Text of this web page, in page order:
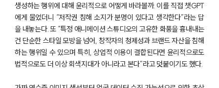
생성하는 행위에 대해 윤리적으로 어떻게 바라볼까. 이를 직접 챗GPT
에게 물었더니 “저작권 침해 소지가 분명이 있다고 생각한다”라는 답
을 내놓는다. 또 “특정 애니메이션 스튜디오의 고유한 화풍을 흉내내는
건 단순한 스타일 모방을 넘어, 창작자의 청제성과 브랜드 자산을 침해
하는 행위일 수 있으며 특히, 상업적 이용이 결합된다면 윤리적으로도
법적으로도 더 이상 회색지대가 아니라고 본다”라고 덧붙이기도 했다.